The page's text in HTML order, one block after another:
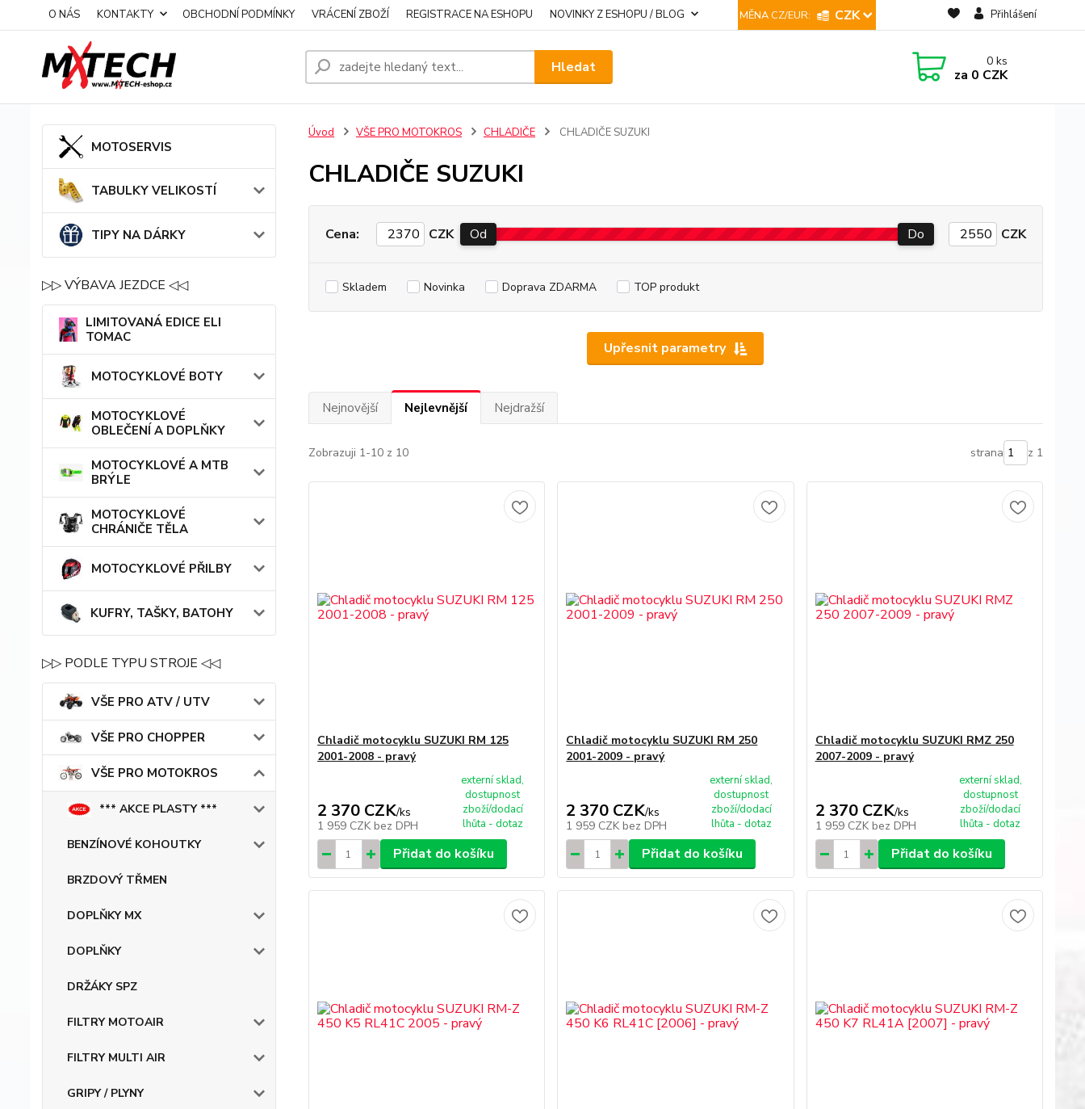
O NÁS KONTAKTY OBCHODNÍ PODMÍNKY VRÁCENÍ ZBOŽÍ REGISTRACE NA ESHOPU NOVINKY Z ESHOPU / BLOG CZK Přihlášení
Hledat 0 ks
za 0 CZK
MOTOSERVIS
TABULKY VELIKOSTÍ
TIPY NA DÁRKY
▷▷ VÝBAVA JEZDCE ◁◁
LIMITOVANÁ EDICE ELI
TOMAC
MOTOCYKLOVÉ BOTY
MOTOCYKLOVÉ
OBLEČENÍ A DOPLŇKY
MOTOCYKLOVÉ A MTB
BRÝLE
MOTOCYKLOVÉ
CHRÁNIČE TĚLA
MOTOCYKLOVÉ PŘILBY
KUFRY, TAŠKY, BATOHY
▷▷ PODLE TYPU STROJE ◁◁
VŠE PRO ATV / UTV
VŠE PRO CHOPPER
VŠE PRO MOTOKROS
*** AKCE PLASTY ***
BENZÍNOVÉ KOHOUTKY
BRZDOVÝ TŘMEN
DOPLŇKY MX
DOPLŇKY
DRŽÁKY SPZ
FILTRY MOTOAIR
FILTRY MULTI AIR
GRIPY / PLYNY
Úvod VŠE PRO MOTOKROS CHLADIČE CHLADIČE SUZUKI
CHLADIČE SUZUKI
Upřesnit parametry
Cena: CZK Od Do CZK
Skladem Novinka Doprava ZDARMA TOP produkt
Nejnovější Nejlevnější Nejdražší
Zobrazuji 1-10 z 10 strana z 1
Chladič motocyklu SUZUKI RM 125
2001-2008 - pravý
2 370 CZK/ks
1 959 CZK bez DPH
externí sklad,
dostupnost
zboží/dodací
lhůta - dotaz
Přidat do košíku
Chladič motocyklu SUZUKI RM 250
2001-2009 - pravý
2 370 CZK/ks
1 959 CZK bez DPH
externí sklad,
dostupnost
zboží/dodací
lhůta - dotaz
Přidat do košíku
Chladič motocyklu SUZUKI RMZ 250
2007-2009 - pravý
2 370 CZK/ks
1 959 CZK bez DPH
externí sklad,
dostupnost
zboží/dodací
lhůta - dotaz
Přidat do košíku